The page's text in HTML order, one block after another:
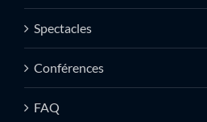
Spectacles
Conférences
FAQ